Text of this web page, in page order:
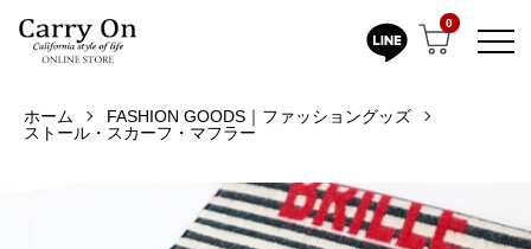
0
ホーム
FASHION GOODS｜ファッショングッズ
ストール・スカーフ・マフラー